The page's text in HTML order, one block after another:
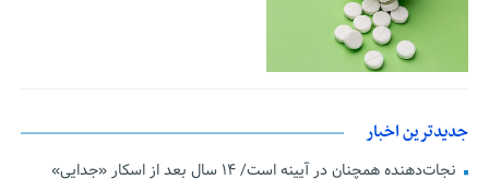
جدیدترین اخبار
نجات‌دهنده‌ همچنان در آیینه است/ ۱۴ سال بعد از اسکارِ «جدایی»